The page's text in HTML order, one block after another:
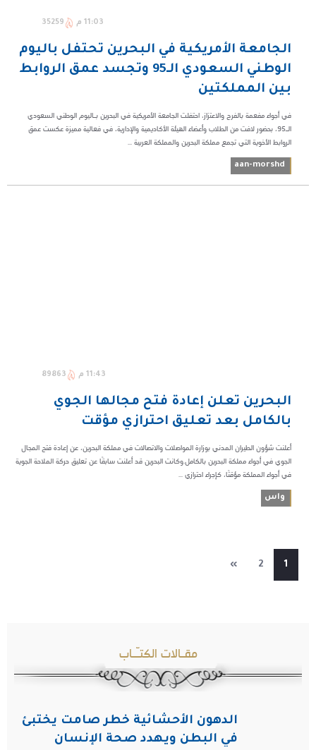
11:03 م 35259
الجامعة الأمريكية في البحرين تحتفل باليوم
الوطني السعودي الـ95 وتجسد عمق الروابط
بين المملكتين
في أجواء مفعمة بالفرح والاعتزاز، احتفلت الجامعة الأمريكية في البحرين بـاليوم الوطني السعودي
الـ95، بحضور لافت من الطلاب وأعضاء الهيئة الأكاديمية والإدارية، في فعالية مميزة عكست عمق
الروابط الأخوية التي تجمع مملكة البحرين والمملكة العربية ...
aan-morshd
11:43 م 89863
البحرين تعلن إعادة فتح مجالها الجوي
بالكامل بعد تعليق احترازي مؤقت
أعلنت شؤون الطيران المدني بوزارة المواصلات والاتصالات في مملكة البحرين، عن إعادة فتح المجال
الجوي في أجواء مملكة البحرين بالكامل.وكانت البحرين قد أعلنت سابقًا عن تعليق حركة الملاحة الجوية
في أجواء المملكة مؤقتًا، كإجراء احترازي ...
واس
1
2
»
مقـالات الكتـّـاب
الدهون الأحشائية خطر صامت يختبئ
في البطن ويهدد صحة الإنسان